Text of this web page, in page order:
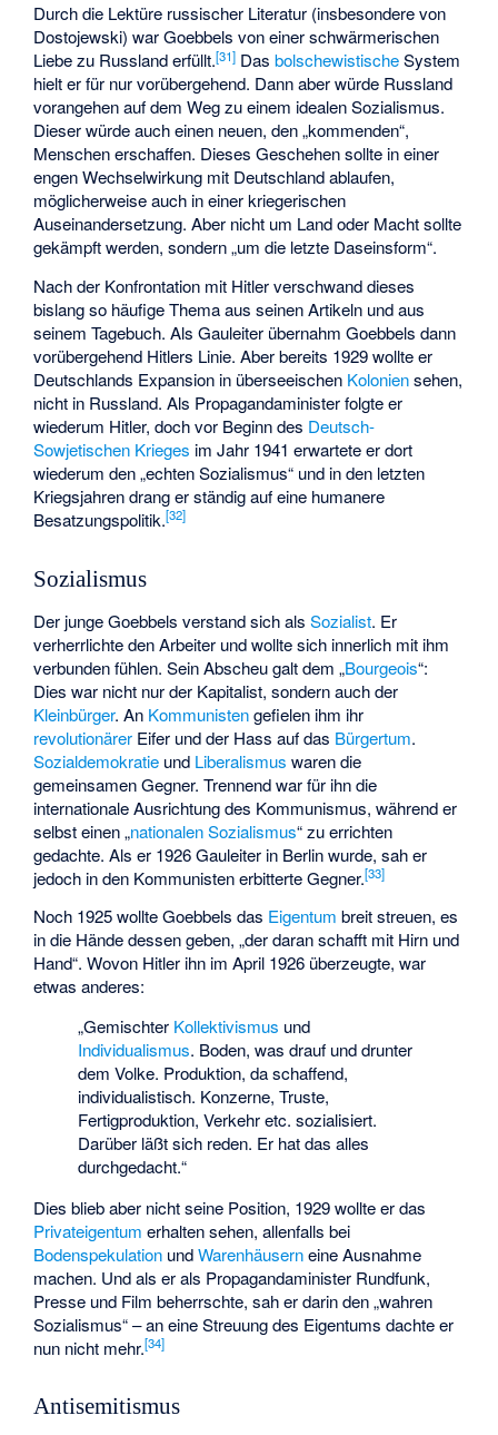
Durch die Lektüre russischer Literatur (insbesondere von
Dostojewski) war Goebbels von einer schwärmerischen
Liebe zu Russland erfüllt.[31] DasbolschewistischeSystem
hielt er für nur vorübergehend. Dann aber würde Russland
vorangehen auf dem Weg zu einem idealen Sozialismus.
Dieser würde auch einen neuen, den „kommenden“,
Menschen erschaffen. Dieses Geschehen sollte in einer
engen Wechselwirkung mit Deutschland ablaufen,
möglicherweise auch in einer kriegerischen
Auseinandersetzung. Aber nicht um Land oder Macht sollte
gekämpft werden, sondern „um die letzte Daseinsform“.
Nach der Konfrontation mit Hitler verschwand dieses
bislang so häufige Thema aus seinen Artikeln und aus
seinem Tagebuch. Als Gauleiter übernahm Goebbels dann
vorübergehend Hitlers Linie. Aber bereits 1929 wollte er
Deutschlands Expansion in überseeischen Koloniensehen,
nicht in Russland. Als Propagandaminister folgte er
wiederum Hitler, doch vor Beginn des Deutsch-
Sowjetischen Krieges im Jahr 1941 erwartete er dort
wiederum den „echten Sozialismus“ und in den letzten
Kriegsjahren drang er ständig auf eine humanere
Besatzungspolitik.[32]
Sozialismus
Der junge Goebbels verstand sich alsSozialist. Er
verherrlichte den Arbeiter und wollte sich innerlich mit ihm
verbunden fühlen. Sein Abscheu galt dem „Bourgeois“:
Dies war nicht nur der Kapitalist, sondern auch der
Kleinbürger. An Kommunistengefielen ihm ihr
revolutionärer Eifer und der Hass auf das Bürgertum.
Sozialdemokratie und Liberalismus waren die
gemeinsamen Gegner. Trennend war für ihn die
internationale Ausrichtung des Kommunismus, während er
selbst einen „nationalen Sozialismus“ zu errichten
gedachte. Als er 1926 Gauleiter in Berlin wurde, sah er
jedoch in den Kommunisten erbitterte Gegner.[33]
Noch 1925 wollte Goebbels das Eigentum breit streuen, es
in die Hände dessen geben, „der daran schafft mit Hirn und
Hand“. Wovon Hitler ihn im April 1926 überzeugte, war
etwas anderes:
„Gemischter Kollektivismus und
Individualismus. Boden, was drauf und drunter
dem Volke. Produktion, da schaffend,
individualistisch. Konzerne, Truste,
Fertigproduktion, Verkehr etc. sozialisiert.
Darüber läßt sich reden. Er hat das alles
durchgedacht.“
Dies blieb aber nicht seine Position, 1929 wollte er das
Privateigentum erhalten sehen, allenfalls bei
Bodenspekulation undWarenhäuserneine Ausnahme
machen. Und als er als Propagandaminister Rundfunk,
Presse und Film beherrschte, sah er darin den „wahren
Sozialismus“ – an eine Streuung des Eigentums dachte er
nun nicht mehr.[34]
Antisemitismus